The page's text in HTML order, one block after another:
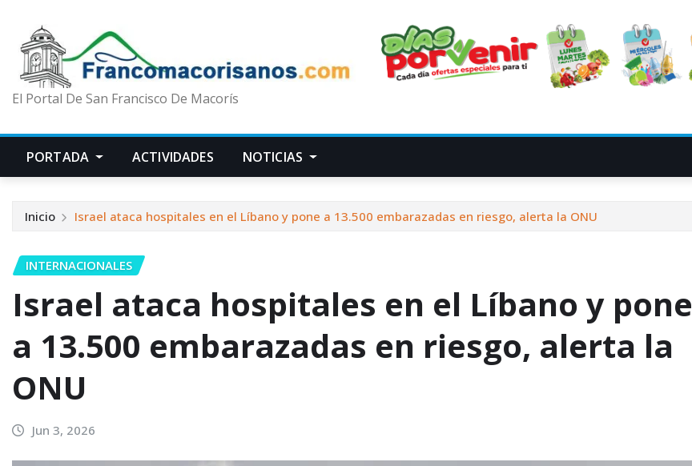
El Portal De San Francisco De Macorís
PORTADA ACTIVIDADES NOTICIAS
Inicio Israel ataca hospitales en el Líbano y pone a 13.500 embarazadas en riesgo, alerta la ONU
INTERNACIONALES
Israel ataca hospitales en el Líbano y pone
a 13.500 embarazadas en riesgo, alerta la
ONU
Jun 3, 2026